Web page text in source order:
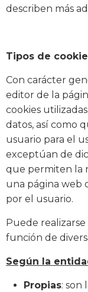
describen más
Tipos de
Con carácter
editor de la
cookies
datos, así como
usuario para el
exceptúan de
que permiten la
una página web
por el usuario.
Puede realizarse
función de
Según la
Propias: son